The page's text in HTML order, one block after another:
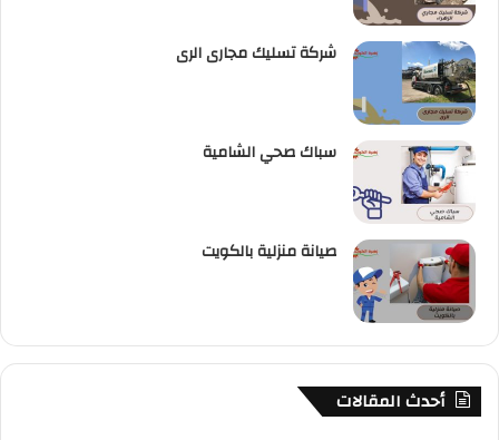
شركة تسليك مجارى الرى
سباك صحي الشامية
صيانة منزلية بالكويت
أحدث المقالات